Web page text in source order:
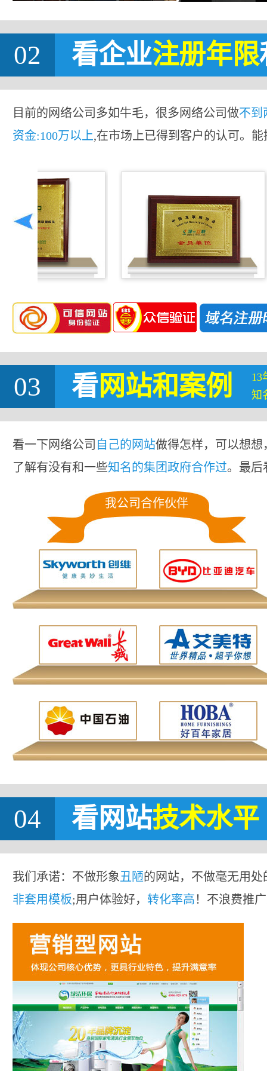
02 看企业注册年限
目前的网络公司多如牛毛，很多网络公司做不到
资金:100万以上,在市场上已得到客户的认可。
03 看网站和案例
13
知
看一下网络公司 自己的网站做得怎样，可以想
了解有没有和一些知名的集团政府合作过。最后
我公司合作伙伴
04 看网站技术水平
我们承诺：不做形象丑陋的网站，不做毫无用处
非套用模板;用户体验好， 转化率高！不浪费推